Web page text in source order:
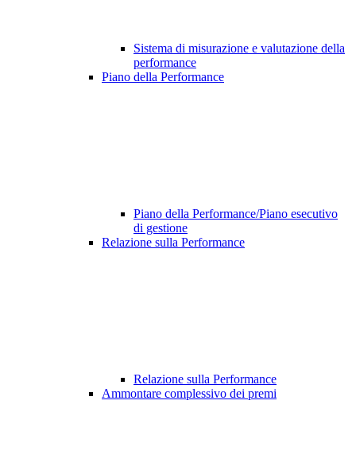
Sistema di misurazione e valutazione della
performance
Piano della Performance
Piano della Performance/Piano esecutivo
di gestione
Relazione sulla Performance
Relazione sulla Performance
Ammontare complessivo dei premi